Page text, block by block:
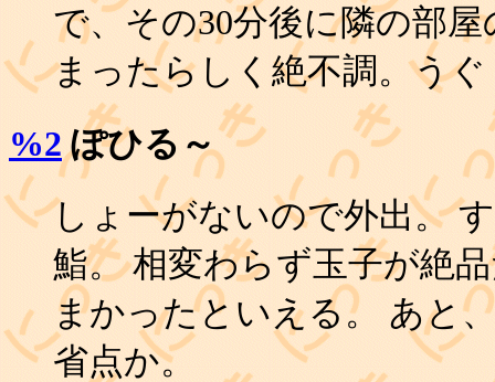
で、その30分後に隣の部
まったらしく絶不調。うぐ
%2ぽひる～
しょーがないので外出。
鮨。 相変わらず玉子が絶
まかったといえる。 あと
省点か。